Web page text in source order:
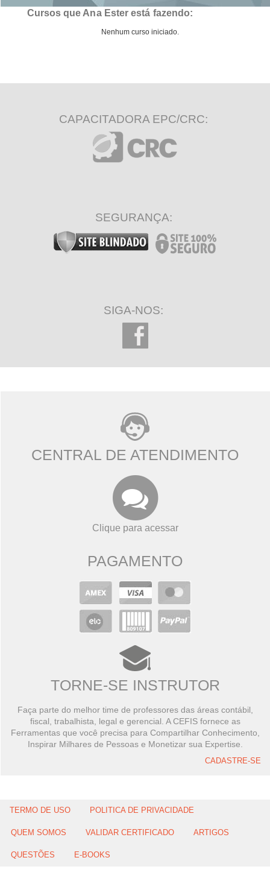
Cursos que Ana Ester está fazendo:
Nenhum curso iniciado.
CAPACITADORA EPC/CRC:
SEGURANÇA:
SIGA-NOS:
CENTRAL DE ATENDIMENTO
Clique para acessar
PAGAMENTO
TORNE-SE INSTRUTOR
Faça parte do melhor time de professores das áreas contábil,
fiscal, trabalhista, legal e gerencial. A CEFIS fornece as
Ferramentas que você precisa para Compartilhar Conhecimento,
Inspirar Milhares de Pessoas e Monetizar sua Expertise.
CADASTRE-SE
TERMO DE USO POLITICA DE PRIVACIDADE
QUEM SOMOS VALIDAR CERTIFICADO ARTIGOS
QUESTÕES E-BOOKS